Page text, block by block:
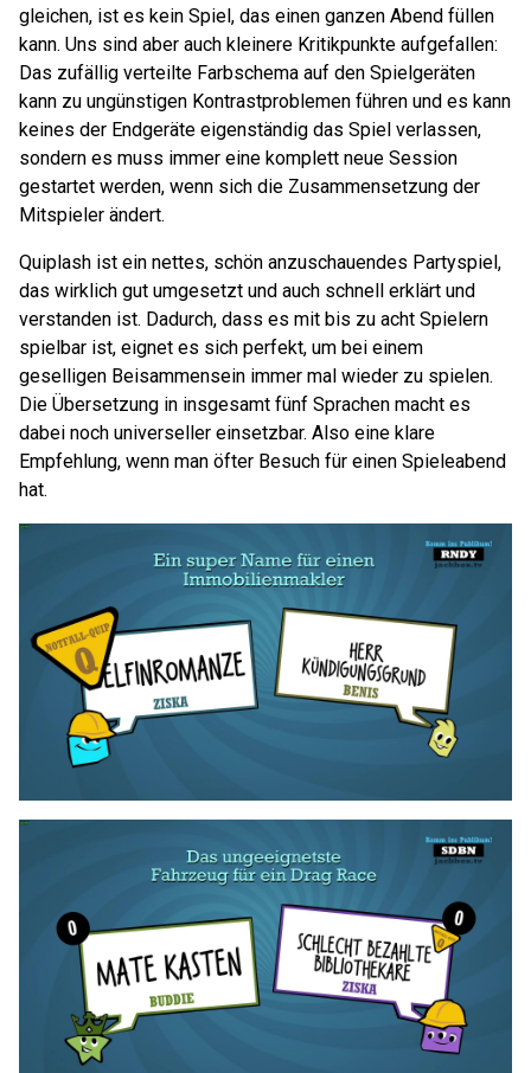
gleichen, ist es kein Spiel, das einen ganzen Abend füllen
kann. Uns sind aber auch kleinere Kritikpunkte aufgefallen:
Das zufällig verteilte Farbschema auf den Spielgeräten
kann zu ungünstigen Kontrastproblemen führen und es kann
keines der Endgeräte eigenständig das Spiel verlassen,
sondern es muss immer eine komplett neue Session
gestartet werden, wenn sich die Zusammensetzung der
Mitspieler ändert.
Quiplash ist ein nettes, schön anzuschauendes Partyspiel,
das wirklich gut umgesetzt und auch schnell erklärt und
verstanden ist. Dadurch, dass es mit bis zu acht Spielern
spielbar ist, eignet es sich perfekt, um bei einem
geselligen Beisammensein immer mal wieder zu spielen.
Die Übersetzung in insgesamt fünf Sprachen macht es
dabei noch universeller einsetzbar. Also eine klare
Empfehlung, wenn man öfter Besuch für einen Spieleabend
hat.